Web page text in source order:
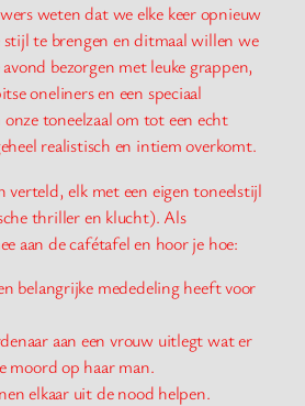
weten dat we elke keer opnieuw
stijl te brengen en ditmaal willen we
bezorgen met leuke grappen,
oneliners en een speciaal
toneelzaal om tot een echt
realistisch en intiem overkomt.
verteld, elk met een eigen toneelstijl
thriller en klucht). Als
aan de cafétafel en hoor je hoe:
belangrijke mededeling heeft voor
aan een vrouw uitlegt wat er
moord op haar man.
elkaar uit de nood helpen.